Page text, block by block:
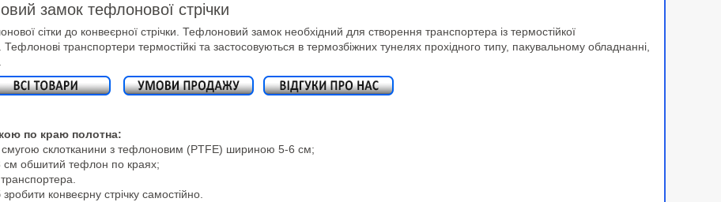
замок тефлонової стрічки
сітки до конвеєрної стрічки. Тефлоновий замок необхідний для створення транспортера із термостійкої
транспортери термостійкі та застосовуються в термозбіжних тунелях прохідного типу, пакувальному обладнанні,
по краю полотна:
склотканини з тефлоновим (PTFE) шириною 5-6 см;
обшитий тефлон по краях;
конвеєрну стрічку самостійно.